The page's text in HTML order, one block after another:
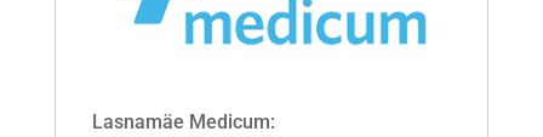
Lasnamäe Medicum: